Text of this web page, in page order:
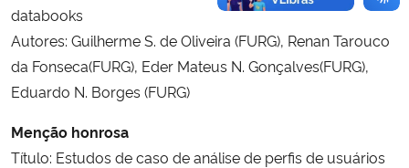
databooks
Autores: Guilherme S. de Oliveira (FURG), Renan Tarouco
da Fonseca(FURG), Eder Mateus N. Gonçalves(FURG),
Eduardo N. Borges (FURG)
Menção honrosa
Título: Estudos de caso de análise de perfis de usuários